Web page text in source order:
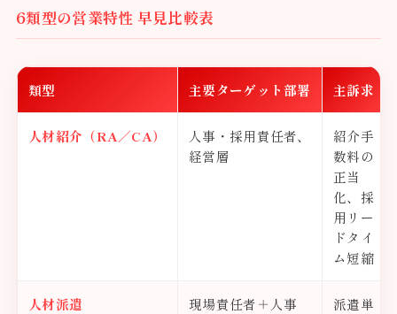
6類型の営業特性 早見比較表
類型 主要ターゲット部署 主訴求
人材紹介（RA／CA）
人事・採用責任者、
経営層
紹介手
数料の
正当
化、採
用リー
ドタイ
ム短縮
人材派遣 現場責任者＋人事
派遣単